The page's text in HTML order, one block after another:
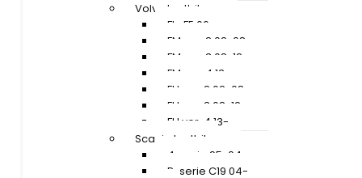
Volvo Lastbil
FL+FE 06-
FM ver. 2 02-08
FM ver. 3 08-12
FM ver. 4 13-
FH ver. 2 02-08
FH ver. 3 08-12
FH ver. 4 13-
Scania Lastbil
4-serie 95-04
R-serie C19 04-